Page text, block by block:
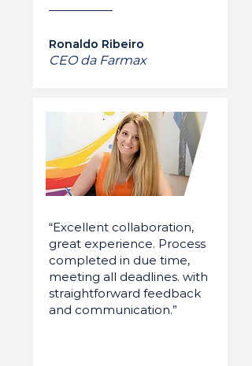
Ronaldo Ribeiro
CEO da Farmax
“Excellent collaboration,
great experience. Process
completed in due time,
meeting all deadlines. with
straightforward feedback
and communication.”